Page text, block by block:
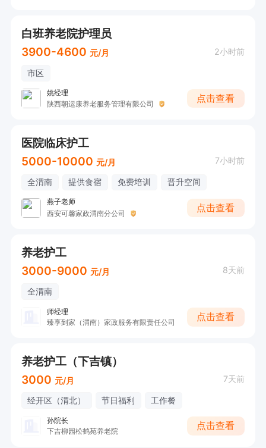
白班养老院护理员
3900-4600 元/月 2小时前
市区
姚经理
陕西朝运康养老服务管理有限公司
点击查看
医院临床护工
5000-10000 元/月 7小时前
全渭南 提供食宿 免费培训 晋升空间
燕子老师
西安可馨家政渭南分公司
点击查看
养老护工
3000-9000 元/月 8天前
全渭南
师经理
臻享到家（渭南）家政服务有限责任公司
点击查看
养老护工（下吉镇）
3000 元/月 7天前
经开区（渭北） 节日福利 工作餐
孙院长
下吉柳园松鹤苑养老院
点击查看